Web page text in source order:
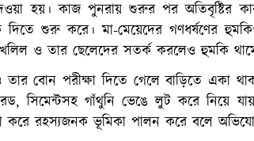
হয়। কাজ পুনরায় শুরুর পর অতিবৃষ্টির
দিতে শুরু করে। মা-মেয়েদের গণধর্ষণের
ও তার ছেলেদের সতর্ক করলেও হুমকি
বোন পরীক্ষা দিতে গেলে বাড়িতে একা
রড, সিমেন্টসহ গাঁথুনি ভেঙে লুট করে নিয়ে
করে রহস্যজনক ভূমিকা পালন করে বলে